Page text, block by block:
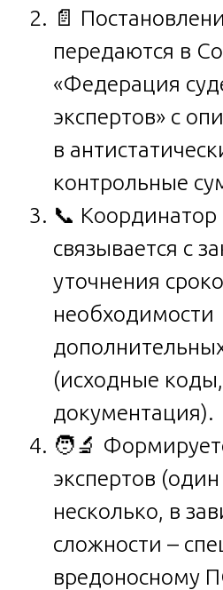
📄
передаются в
«Федерация
экспертов» с
в
контрольные
📞
связывается с
уточнения
необходимости
(исходные коды,
документация).
🧑‍🔬
экспертов
несколько, в
сложности –
вредоносному